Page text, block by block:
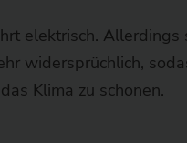
elektrisch.
widersprüchlich,
Klima zu schonen.